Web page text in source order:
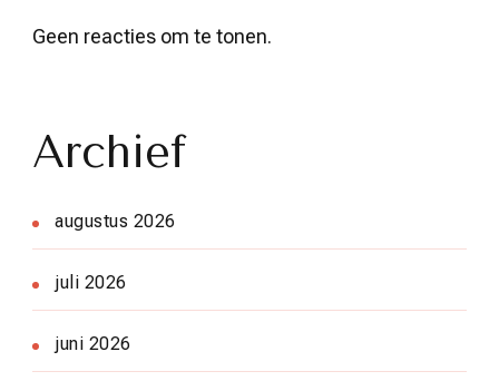
Geen reacties om te tonen.
Archief
augustus 2026
juli 2026
juni 2026